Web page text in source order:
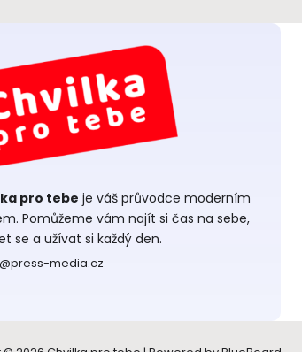
pro tebe je váš průvodce moderním
Pomůžeme vám najít si čas na sebe,
se a užívat si každý den.
media.cz